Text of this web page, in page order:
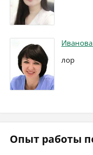
лор
Опыт работы